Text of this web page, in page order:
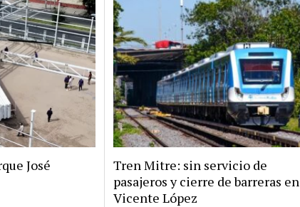
José
Tren Mitre: sin servicio de
pasajeros y cierre de barreras en
Vicente López